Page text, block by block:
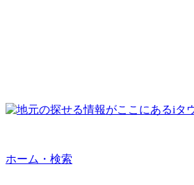
ホーム・検索